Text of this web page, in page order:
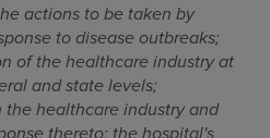
actions to be taken by
to disease outbreaks;
of the healthcare industry at
and state levels;
healthcare industry and